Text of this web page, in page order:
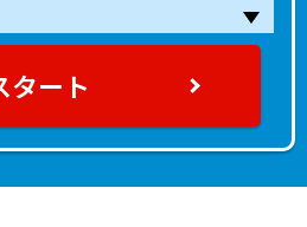
タート